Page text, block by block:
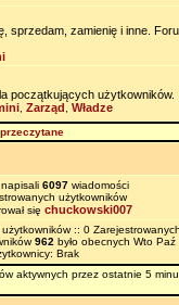
sprzedam, zamienię i inne.
początkujących użytkowników.
, Zarząd Władze
6097wiadomości
użytkowników
się chuckowski007
:: 0
962 było obecnych Wto
Brak
aktywnych przez ostatnie 5